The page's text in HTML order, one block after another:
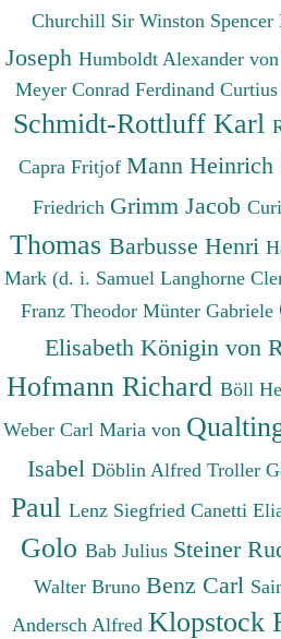
Churchill Sir Winston Spencer
Joseph Humboldt Alexander von
Meyer Conrad Ferdinand
Schmidt-Rottluff Karl
Capra Fritjof Mann Heinrich
Friedrich Grimm Jacob
Thomas Barbusse Henri
Mark (d. i. Samuel Langhorne
Franz Theodor Münter Gabriele
Elisabeth Königin von
Hofmann Richard Böll
Weber Carl Maria von
Isabel Döblin Alfred Troller
Paul Lenz Siegfried Canetti
Golo Bab Julius Steiner
Walter Bruno Benz Carl
Andersch Alfred Klopstock